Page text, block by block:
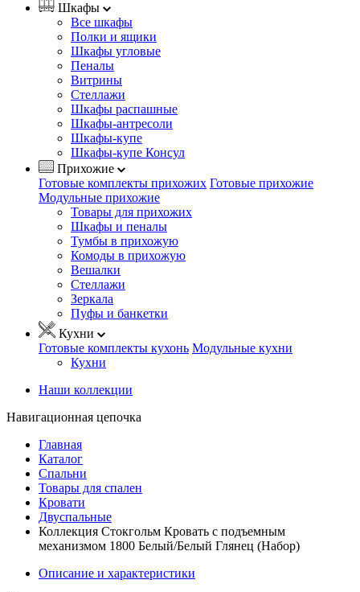
Шкафы
Все шкафы
Полки и ящики
Шкафы угловые
Пеналы
Витрины
Стеллажи
Шкафы распашные
Шкафы-антресоли
Шкафы-купе
Шкафы-купе Консул
Прихожие
Готовые комплекты прихожих Готовые прихожие
Модульные прихожие
Товары для прихожих
Шкафы и пеналы
Тумбы в прихожую
Комоды в прихожую
Вешалки
Стеллажи
Зеркала
Пуфы и банкетки
Кухни
Готовые комплекты кухонь Модульные кухни
Кухни
Наши коллекции
Навигационная цепочка
Главная
Каталог
Спальни
Товары для спален
Кровати
Двуспальные
Коллекция Стокгольм Кровать с подъемным
механизмом 1800 Белый/Белый Глянец (Набор)
Описание и характеристики